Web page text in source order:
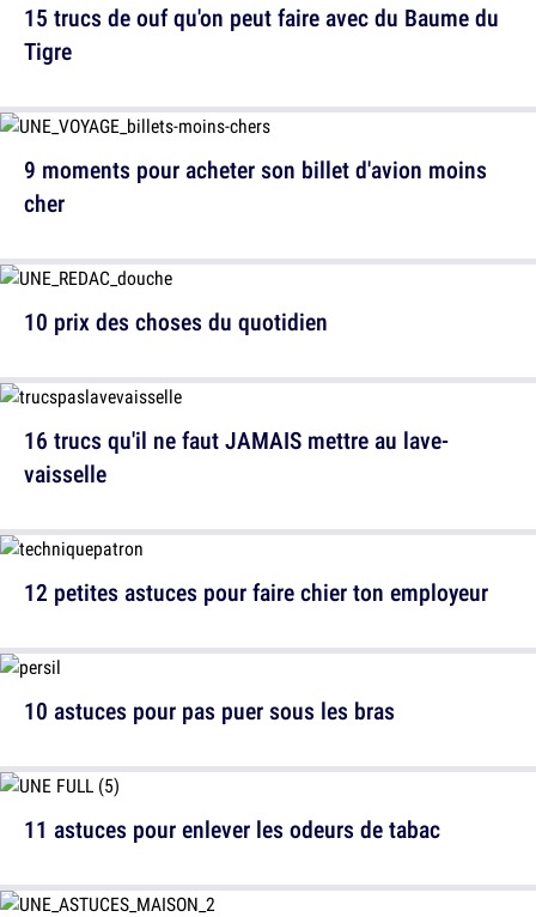
9 moments pour acheter son billet d'avion moins
cher
16 trucs qu'il ne faut JAMAIS mettre au lave-
vaisselle
10 astuces pour pas puer sous les bras
15 trucs de ouf qu'on peut faire avec du Baume du
Tigre
10 prix des choses du quotidien
12 petites astuces pour faire chier ton employeur
11 astuces pour enlever les odeurs de tabac